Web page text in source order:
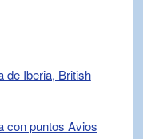
de Iberia, British
con puntos Avios